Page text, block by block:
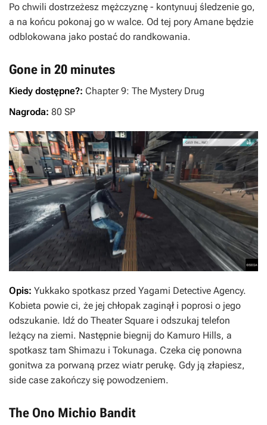
Po chwili dostrzeżesz mężczyznę - kontynuuj śledzenie go,
a na końcu pokonaj go w walce. Od tej pory Amane będzie
odblokowana jako postać do randkowania.
Gone in 20 minutes
Kiedy dostępne?: Chapter 9: The Mystery Drug
Nagroda: 80 SP
Opis: Yukkako spotkasz przed Yagami Detective Agency.
Kobieta powie ci, że jej chłopak zaginął i poprosi o jego
odszukanie. Idź do Theater Square i odszukaj telefon
leżący na ziemi. Następnie biegnij do Kamuro Hills, a
spotkasz tam Shimazu i Tokunaga. Czeka cię ponowna
gonitwa za porwaną przez wiatr perukę. Gdy ją złapiesz,
side case zakończy się powodzeniem.
The Ono Michio Bandit